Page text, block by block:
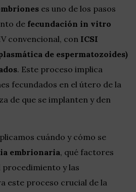
es uno de los pasos
de fecundación in vitro
convencional, con ICSI
de espermatozoides)
. Este proceso implica
fecundados en el útero de la
de que se implanten y den
cuándo y cómo se
embrionaria, qué factores
procedimiento y las
este proceso crucial de la